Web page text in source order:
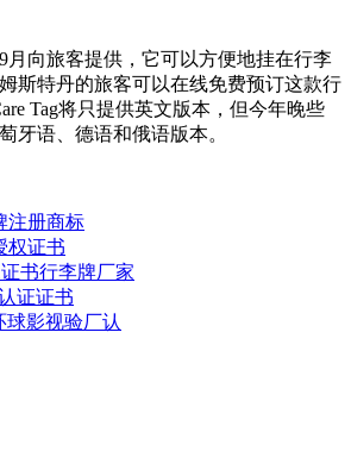
向旅客提供，它可以方便地挂在行李
斯特丹的旅客可以在线免费预订这款行
Tag将只提供英文版本，但今年晚些
牙语、德语和俄语版本。
注册商标
权证书
书行李牌厂家
证证书
球影视验厂认